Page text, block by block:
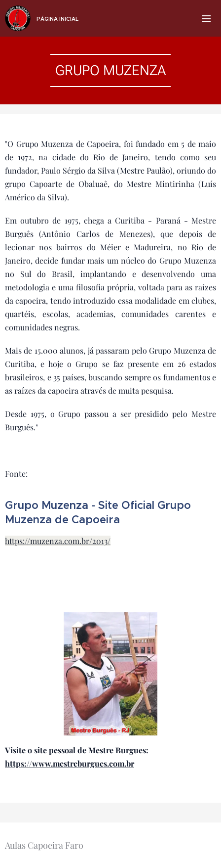
PÁGINA INICIAL
GRUPO MUZENZA
"O Grupo Muzenza de Capoeira, foi fundado em 5 de maio
de 1972, na cidade do Rio de Janeiro, tendo como seu
fundador, Paulo Sérgio da Silva (Mestre Paulão), oriundo do
grupo Capoarte de Obaluaê, do Mestre Mintirinha (Luís
Américo da Silva).
Em outubro de 1975, chega a Curitiba - Paraná - Mestre
Burguês (Antônio Carlos de Menezes), que depois de
lecionar nos bairros do Méier e Madureira, no Rio de
Janeiro, decide fundar mais um núcleo do Grupo Muzenza
no Sul do Brasil, implantando e desenvolvendo uma
metodologia e uma filosofia própria, voltada para as raízes
da capoeira, tendo introduzido essa modalidade em clubes,
quartéis, escolas, academias, comunidades carentes e
comunidades negras.
Mais de 15.000 alunos, já passaram pelo Grupo Muzenza de
Curitiba, e hoje o Grupo se faz presente em 26 estados
brasileiros, e 35 países, buscando sempre os fundamentos e
as raízes da capoeira através de muita pesquisa.
Desde 1975, o Grupo passou a ser presidido pelo Mestre
Burguês."
Fonte:
Grupo Muzenza - Site Oficial Grupo
Muzenza de Capoeira
https://muzenza.com.br/2013/
Visite o site pessoal de Mestre Burgues:
https://www.mestreburgues.com.br
Aulas Capoeira Faro